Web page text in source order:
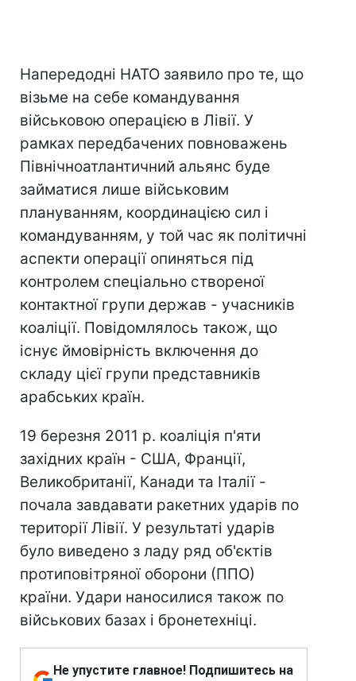
Напередодні НАТО заявило про те, що
візьме на себе командування
військовою операцією в Лівії. У
рамках передбачених повноважень
Північноатлантичний альянс буде
займатися лише військовим
плануванням, координацією сил і
командуванням, у той час як політичні
аспекти операції опиняться під
контролем спеціально створеної
контактної групи держав - учасників
коаліції. Повідомлялось також, що
існує ймовірність включення до
складу цієї групи представників
арабських країн.
19 березня 2011 р. коаліція п'яти
західних країн - США, Франції,
Великобританії, Канади та Італії -
почала завдавати ракетних ударів по
території Лівії. У результаті ударів
було виведено з ладу ряд об'єктів
протиповітряної оборони (ППО)
країни. Удари наносилися також по
військових базах і бронетехніці.
Не упустите главное! Подпишитесь на